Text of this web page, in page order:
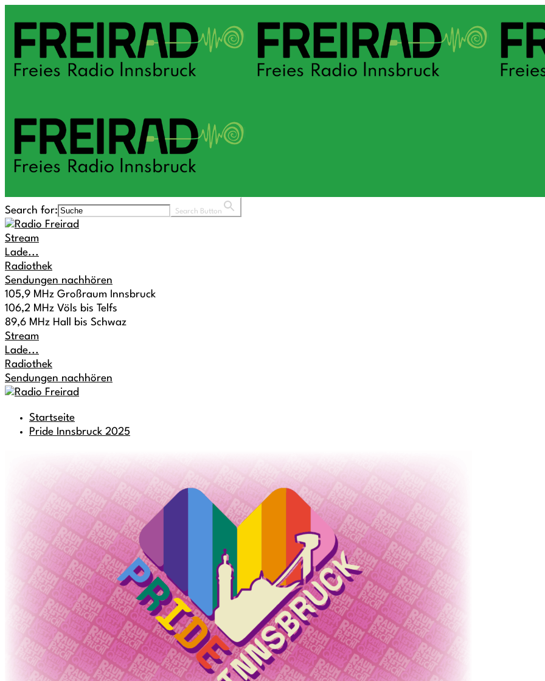
Search for: Search Button
Stream
Lade...
Radiothek
Sendungen nachhören
105,9 MHz Großraum Innsbruck
106,2 MHz Völs bis Telfs
89,6 MHz Hall bis Schwaz
Stream
Lade...
Radiothek
Sendungen nachhören
Startseite
Pride Innsbruck 2025